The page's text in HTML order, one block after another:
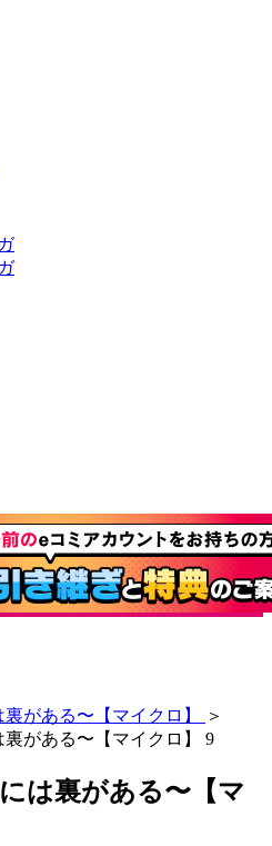
がある〜【マイクロ】
＞
がある〜【マイクロ】 9
は裏がある〜【マ